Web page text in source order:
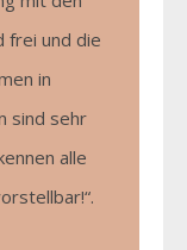
frei und die
in
sind sehr
alle